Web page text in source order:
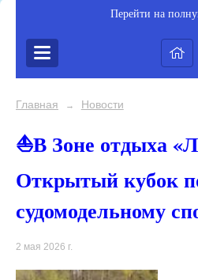
Перейти на
Главная → Новости
⛵В Зоне отдыха
Открытый кубок
судомодельному
2 мая 2026 г.